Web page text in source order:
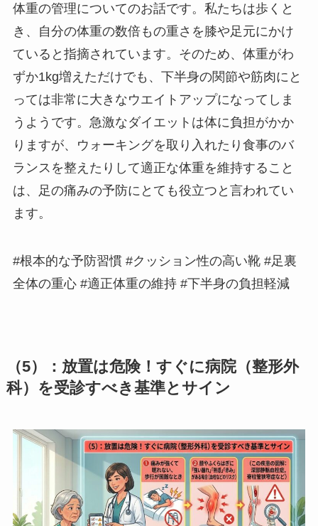
体重の管理についてのお話です。私たちは歩くと
き、自分の体重の数倍もの重さを膝や足元にかけ
ていると指摘されています。そのため、体重がわ
ずか1kg増えただけでも、下半身の関節や筋肉にと
っては非常に大きなウエイトアップになってしま
うようです。急激なダイエットは体に負担がかか
りますが、ウォーキングを取り入れたり食事のバ
ランスを整えたりして適正な体重を維持すること
は、足の痛みの予防にとても役立つと言われてい
ます。
#根本的な予防習慣 #クッション性の高い靴 #足裏
全体の重心 #適正体重の維持 #下半身の負担軽減
（5）：放置は危険！すぐに病院（整形外
科）を受診すべき基準とサイン